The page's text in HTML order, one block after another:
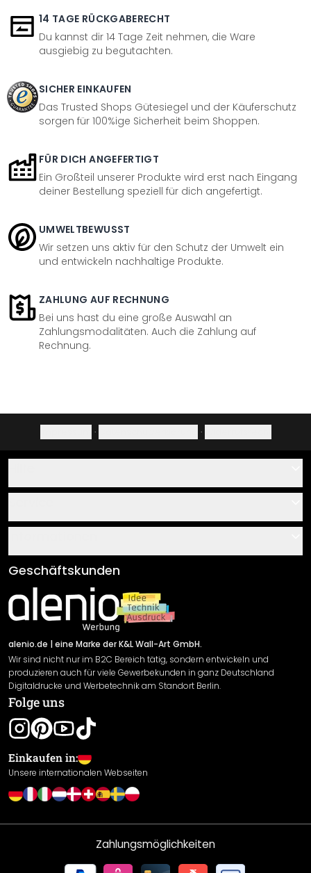
14 TAGE RÜCKGABERECHT
Du kannst dir 14 Tage Zeit nehmen, die Ware
ausgiebig zu begutachten.
SICHER EINKAUFEN
Das Trusted Shops Gütesiegel und der Käuferschutz
sorgen für 100%ige Sicherheit beim Shoppen.
FÜR DICH ANGEFERTIGT
Ein Großteil unserer Produkte wird erst nach Eingang
deiner Bestellung speziell für dich angefertigt.
UMWELTBEWUSST
Wir setzen uns aktiv für den Schutz der Umwelt ein
und entwickeln nachhaltige Produkte.
ZAHLUNG AUF RECHNUNG
Bei uns hast du eine große Auswahl an
Zahlungsmodalitäten. Auch die Zahlung auf
Rechnung.
· ·
Über uns
Klebe- und Montageanleitungen
Newsletter An-/Abmeldung
Sendungsverfolgung
AGB
Impressum
Versand & Zahlung
Rücksendung
Widerrufsrecht
Datenschutzerklärung
Gewährleistung
Leistungserklärung / CE-Zeichen
Cookie Einstellungen
Geschäftskunden
alenio.de | eine Marke der K&L Wall-Art GmbH.
Wir sind nicht nur im B2C Bereich tätig, sondern entwickeln und
produzieren auch für viele Gewerbekunden in ganz Deutschland
Digitaldrucke und Werbetechnik am Standort Berlin.
Folge uns
Einkaufen in:
Unsere internationalen Webseiten
Zahlungsmöglichkeiten